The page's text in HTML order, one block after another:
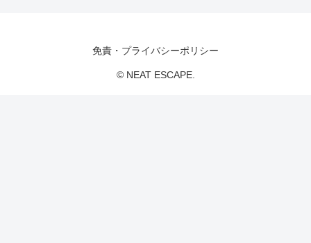
免責・プライバシーポリシー
© NEAT ESCAPE.